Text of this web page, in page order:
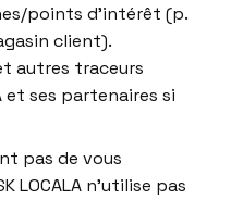
points d’intérêt (p.
client).
autres traceurs
et ses partenaires si
pas de vous
LOCALA n’utilise pas